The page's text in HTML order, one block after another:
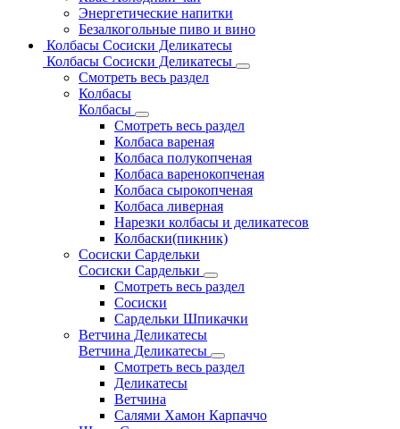
Энергетические напитки
Безалкогольные пиво и вино
Колбасы Сосиски Деликатесы
Колбасы Сосиски Деликатесы
Смотреть весь раздел
Колбасы
Колбасы
Смотреть весь раздел
Колбаса вареная
Колбаса полукопченая
Колбаса варенокопченая
Колбаса сырокопченая
Колбаса ливерная
Нарезки колбасы и деликатесов
Колбаски(пикник)
Сосиски Сардельки
Сосиски Сардельки
Смотреть весь раздел
Сосиски
Сардельки Шпикачки
Ветчина Деликатесы
Ветчина Деликатесы
Смотреть весь раздел
Деликатесы
Ветчина
Салями Хамон Карпаччо